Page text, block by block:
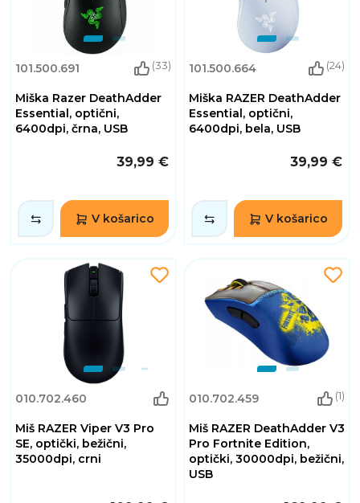
101.500.691 (33)
Miška Razer DeathAdder
Essential, optični,
6400dpi, črna, USB
39,99 €
V košarico
101.500.664 (24)
Miška RAZER DeathAdder
Essential, optični,
6400dpi, bela, USB
39,99 €
V košarico
010.702.460
Miš RAZER Viper V3 Pro
SE, optički, bežični,
35000dpi, crni
010.702.459 (1)
Miš RAZER DeathAdder V3
Pro Fortnite Edition,
optički, 30000dpi, bežični,
USB